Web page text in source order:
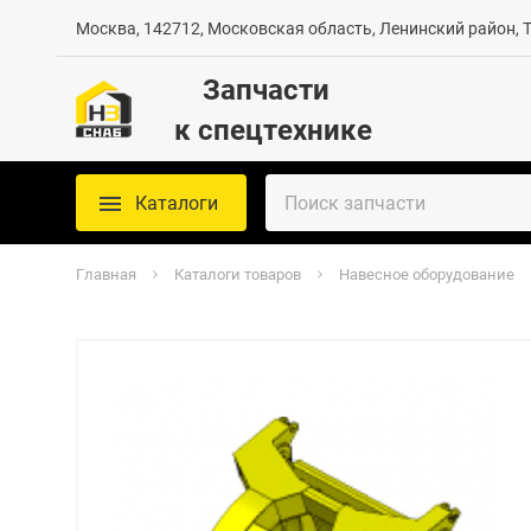
Москва, 142712, Московская область, Ленинский район,
Запчасти
к спецтехнике
Каталоги
Главная Каталоги товаров Навесное оборудование